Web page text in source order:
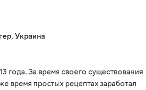
, Украина
года. За время своего существования
время простых рецептах заработал